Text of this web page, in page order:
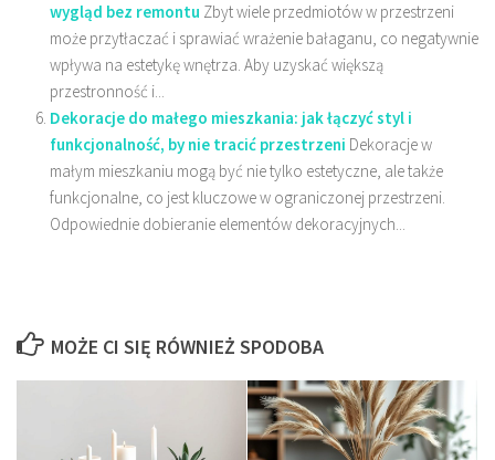
wygląd bez remontu Zbyt wiele przedmiotów w przestrzeni
może przytłaczać i sprawiać wrażenie bałaganu, co negatywnie
wpływa na estetykę wnętrza. Aby uzyskać większą
przestronność i...
Dekoracje do małego mieszkania: jak łączyć styl i
funkcjonalność, by nie tracić przestrzeni Dekoracje w
małym mieszkaniu mogą być nie tylko estetyczne, ale także
funkcjonalne, co jest kluczowe w ograniczonej przestrzeni.
Odpowiednie dobieranie elementów dekoracyjnych...
MOŻE CI SIĘ RÓWNIEŻ SPODOBA